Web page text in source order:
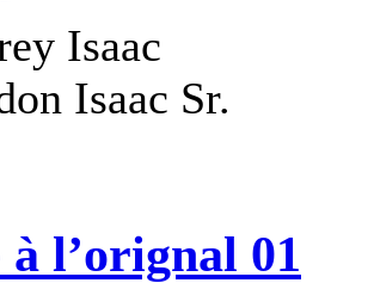
Isaac
Isaac Sr.
à l’orignal 01